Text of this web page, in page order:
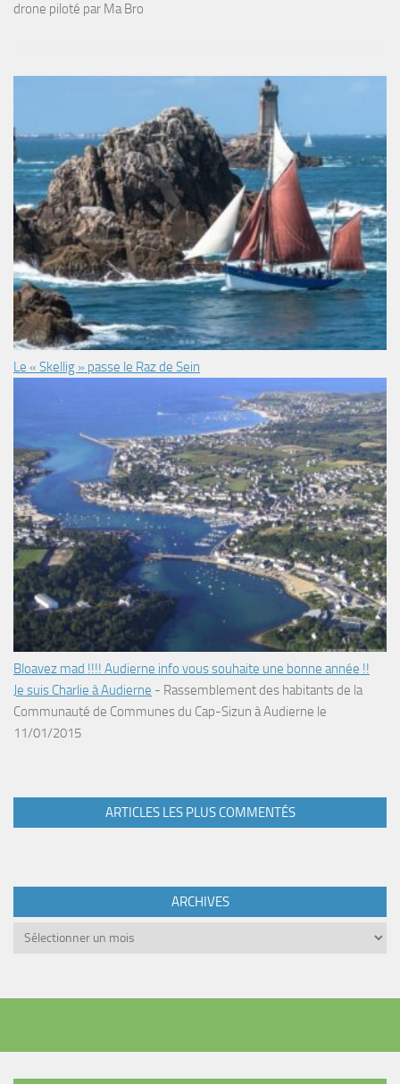
drone piloté par Ma Bro
Le « Skellig » passe le Raz de Sein
Bloavez mad !!!! Audierne info vous souhaite une bonne année !!
Je suis Charlie à Audierne - Rassemblement des habitants de la
Communauté de Communes du Cap-Sizun à Audierne le
11/01/2015
ARTICLES LES PLUS COMMENTÉS
ARCHIVES
Archives